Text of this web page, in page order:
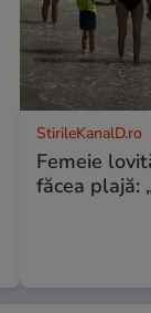
StirileKanalD.ro
Femeie
făcea plajă: